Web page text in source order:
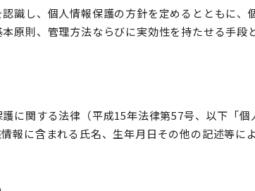
識し、個人情報保護の方針を定めるとともに、
原則、管理方法ならびに実効性を持たせる手
護に関する法律（平成15年法律第57号、以下「
報に含まれる氏名、生年月日その他の記述等